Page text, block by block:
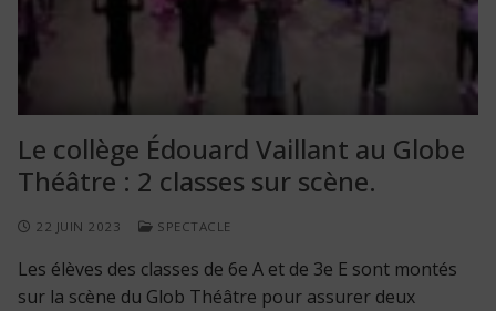
Le collège Édouard Vaillant au Globe
Théâtre : 2 classes sur scène.
22 JUIN 2023 SPECTACLE
Les élèves des classes de 6e A et de 3e E sont montés
sur la scène du Glob Théâtre pour assurer deux